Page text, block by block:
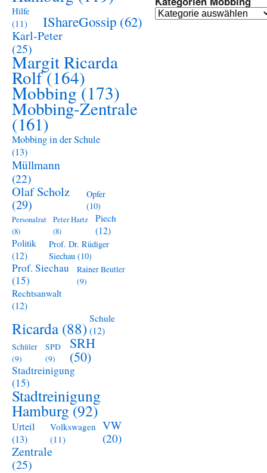
Hilfe
(11)
IShareGossip (62)
Karl-Peter
(25)
Margit Ricarda
Rolf(164)
Mobbing(173)
Mobbing-Zentrale
(161)
Mobbing in der Schule
(13)
Müllmann
(22)
Olaf Scholz
(29)
Opfer
(10)
Personalrat
(8)
Peter Hartz
(8)
Piech
(12)
Politik
(12)
Prof. Dr. Rüdiger
Siechau (10)
Prof. Siechau
(15)
Rainer Beutler
(9)
Rechtsanwalt
(12)
Ricarda (88) Schule
(12)
Schüler
(9)
SPD
(9)
SRH
(50)
Stadtreinigung
(15)
Stadtreinigung
Hamburg(92)
Urteil
(13)
Volkswagen
(11)
VW
(20)
Zentrale
(25)
Kategorien